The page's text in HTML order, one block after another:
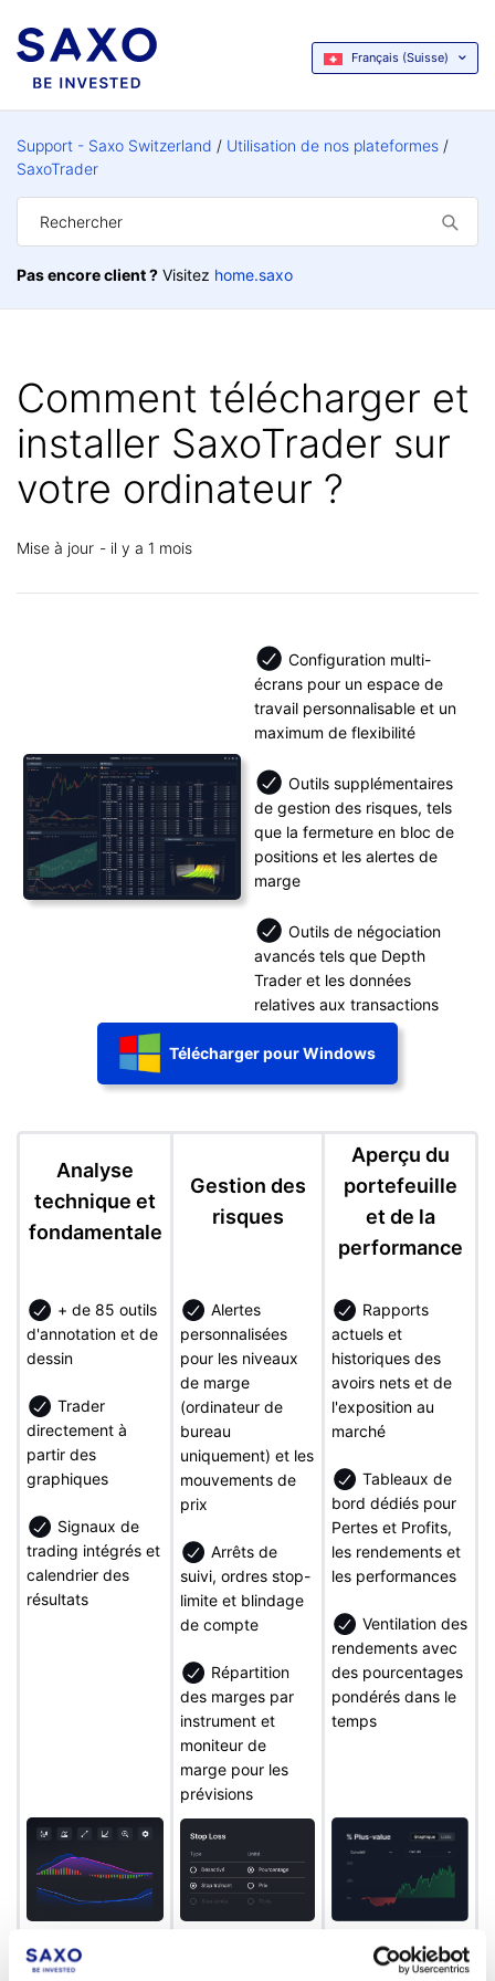
Français (Suisse)
Support - Saxo Switzerland
Utilisation de nos plateformes
SaxoTrader
Pas encore client ? Visitez home.saxo
Comment télécharger et
installer SaxoTrader sur
votre ordinateur ?
Mise à jour il y a 1 mois
Configuration multi-
écrans pour un espace de
travail personnalisable et un
maximum de flexibilité
Outils supplémentaires
de gestion des risques, tels
que la fermeture en bloc de
positions et les alertes de
marge
Outils de négociation
avancés tels que Depth
Trader et les données
relatives aux transactions
Télécharger pour Windows
Analyse
technique et
fondamentale
Gestion des
risques
Aperçu du
portefeuille
et de la
performance
+ de 85 outils
d'annotation et de
dessin
Trader
directement à
partir des
graphiques
Signaux de
trading intégrés et
calendrier des
résultats
Alertes
personnalisées
pour les niveaux
de marge
(ordinateur de
bureau
uniquement) et les
mouvements de
prix
Arrêts de
suivi, ordres stop-
limite et blindage
de compte
Répartition
des marges par
instrument et
moniteur de
marge pour les
prévisions
Rapports
actuels et
historiques des
avoirs nets et de
l'exposition au
marché
Tableaux de
bord dédiés pour
Pertes et Profits,
les rendements et
les performances
Ventilation des
rendements avec
des pourcentages
pondérés dans le
temps